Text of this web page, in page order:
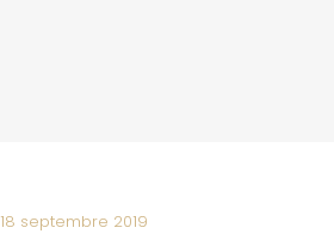
18 septembre 2019